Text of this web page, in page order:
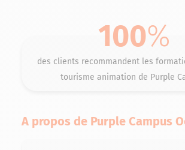
100%
des clients recommandent les
tourisme animation de Purple
A propos de Purple Campus